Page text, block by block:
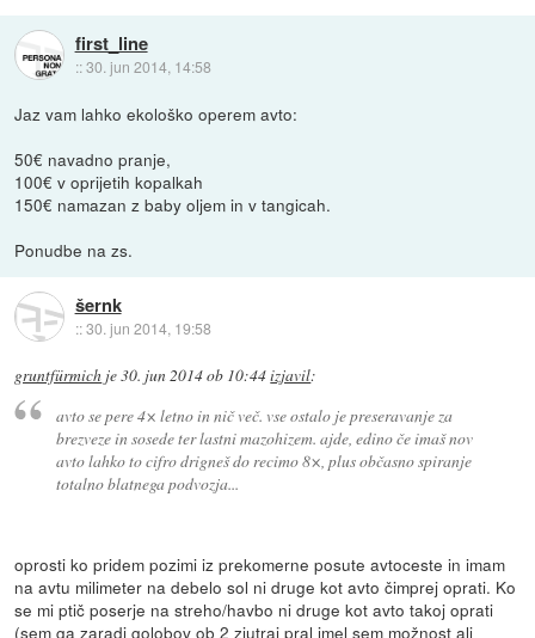
first_line
::30. jun 2014, 14:58
Jaz vam lahko ekološko operem avto:
50€ navadno pranje,
100€ v oprijetih kopalkah
150€ namazan z baby oljem in v tangicah.
Ponudbe na zs.
šernk
::30. jun 2014, 19:58
gruntfürmich je30. jun 2014 ob 10:44izjavil:
avto se pere 4× letno in nič več. vse ostalo je preseravanje za
brezveze in sosede ter lastni mazohizem. ajde, edino če imaš nov
avto lahko to cifro drigneš do recimo 8×, plus občasno spiranje
totalno blatnega podvozja...
oprosti ko pridem pozimi iz prekomerne posute avtoceste in imam
na avtu milimeter na debelo sol ni druge kot avto čimprej oprati. Ko
se mi ptič poserje na streho/havbo ni druge kot avto takoj oprati
(sem ga zaradi golobov ob 2 zjutraj pral imel sem možnost ali